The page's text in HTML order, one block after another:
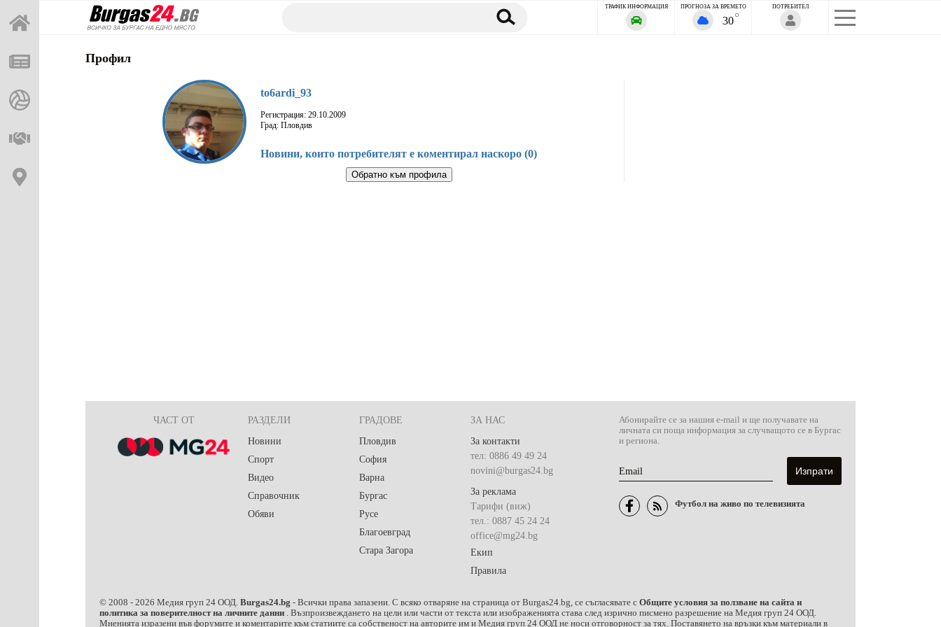
ПОТРЕБИТЕЛ
ПРОГНОЗА ЗА ВРЕМЕТО
30
ТРАФИК ИНФОРМАЦИЯ
Профил
to6ardi_93
Регистрация: 29.10.2009
Град: Пловдив
Новини, които потребителят е коментирал наскоро (0)
Обратно към профила
ЧАСТ ОТ
РАЗДЕЛИ
Новини
Спорт
Видео
Справочник
Обяви
ГРАДОВЕ
Пловдив
София
Варна
Бургас
Русе
Благоевград
Стара Загора
ЗА НАС
За контакти
тел: 0886 49 49 24
novini@burgas24.bg
За реклама
Тарифи (виж)
тел.: 0887 45 24 24
office@mg24.bg
Екип
Правила
Абонирайте се за нашия e-mail и ще получавате на
личната си поща информация за случващото се в Бургас
и региона.
Email
Футбол на живо по телевизията
© 2008 - 2026 Медия груп 24 ООД. Burgas24.bg - Всички права запазени. С всяко отваряне на страница от Burgas24.bg, се съгласявате с Общите условия за ползване на сайта и
политика за поверителност на личните данни . Възпроизвеждането на цели или части от текста или изображенията става след изрично писмено разрешение на Медия груп 24 ООД.
Мненията изразени във форумите и коментарите към статиите са собственост на авторите им и Медия груп 24 ООД не носи отговорност за тях. Поставянето на връзки към материали в